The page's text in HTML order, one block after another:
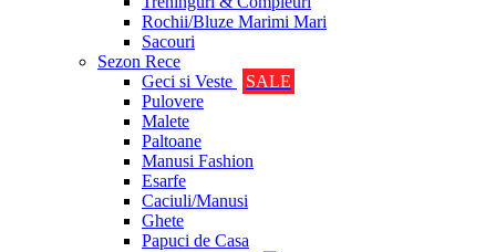
Rochii/Bluze Marimi Mari
Sacouri
Sezon Rece
Geci si Veste
SALE
Pulovere
Malete
Paltoane
Manusi Fashion
Esarfe
Caciuli/Manusi
Ghete
Papuci de Casa